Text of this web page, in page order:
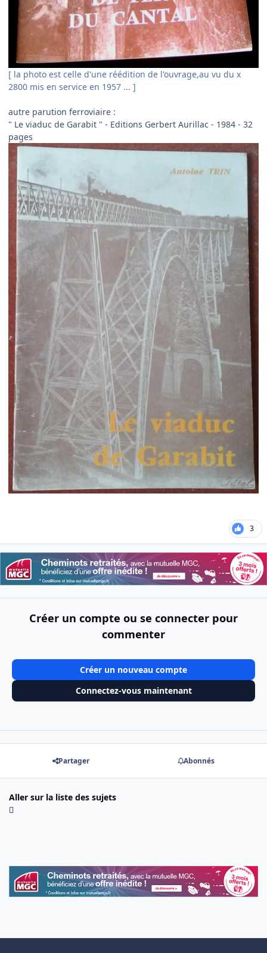
[ la photo est celle d'une réédition de l'ouvrage,au vu du x
2800 mis en service en 1957 ... ]
autre parution ferroviaire :
" Le viaduc de Garabit " - Editions Gerbert Aurillac - 1984 - 32
pages
3
Créer un compte ou se connecter pour
commenter
Créer un nouveau compte
Connectez-vous maintenant
Partager Abonnés
Aller sur la liste des sujets